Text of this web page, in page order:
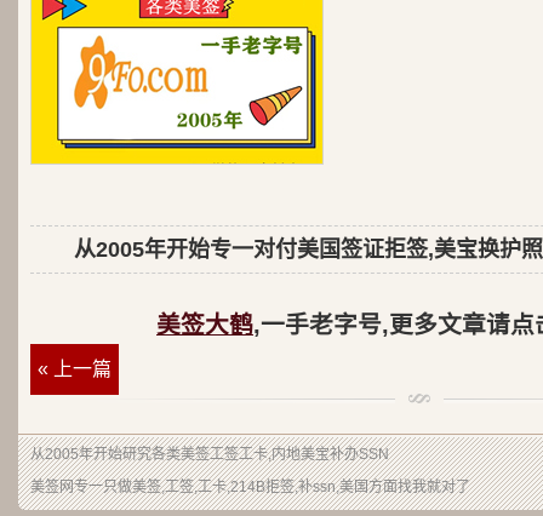
从2005年开始专一对付美国签证拒签,美宝换护
美签大鹤,一手老字号,更多文章请点
« 上一篇
从2005年开始研究各类美签工签工卡,内地美宝补办SSN
美签网专一只做美签,工签,工卡,214B拒签,补ssn,美国方面找我就对了